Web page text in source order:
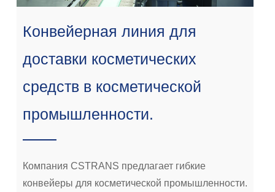
Конвейерная линия для
доставки косметических
средств в косметической
промышленности.
Компания CSTRANS предлагает гибкие
конвейеры для косметической промышленности.